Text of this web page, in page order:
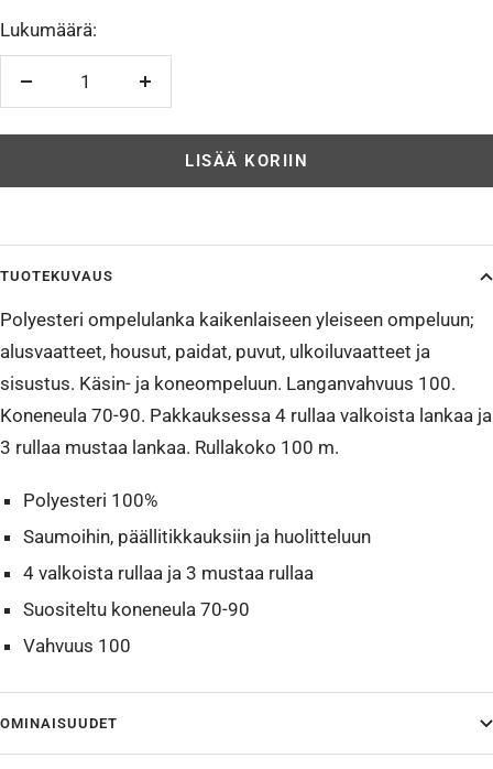
Lukumäärä:
Vähennä
LISÄÄ KORIIN
TUOTEKUVAUS
Polyesteri ompelulanka kaikenlaiseen yleiseen ompeluun;
alusvaatteet, housut, paidat, puvut, ulkoiluvaatteet ja
sisustus. Käsin- ja koneompeluun. Langanvahvuus 100.
Koneneula 70-90. Pakkauksessa 4 rullaa valkoista lankaa ja
3 rullaa mustaa lankaa. Rullakoko 100 m.
Polyesteri 100%
Saumoihin, päällitikkauksiin ja huolitteluun
4 valkoista rullaa ja 3 mustaa rullaa
Suositeltu koneneula 70-90
Vahvuus 100
OMINAISUUDET